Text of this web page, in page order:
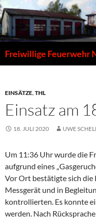
Zum
Inhalt
springen
Freiwillige Feuerwehr
EINSÄTZE,THL
Einsatz am
18. JULI 2020 UWE
Um 11:36 Uhr wurde die
aufgrund eines
Vor Ort bestätigte sich die
Messgerät und in
kontrollierten. Es konnte
werden. Nach